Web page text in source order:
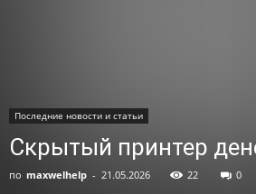
Последние новости и статьи
Скрытый принтер
по maxwelhelp - 21.05.2026 22 0